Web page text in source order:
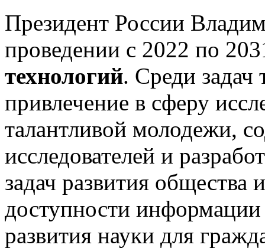
Президент России
проведении с 2022 по
технологий. Среди задач
привлечение в сферу
талантливой молодежи,
исследователей и
задач развития
доступности
развития науки для